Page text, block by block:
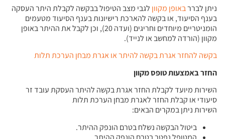
ניתן לבררבאופן מקוון לגבי מצב הטיפול בבקשה לקבלת היתר העסקה
בענף הסיעוד, או בקשה להארכת רישיונות בענף הסיעוד מטעמים
הומניטריים מיוחדים וחריגים (ועדה 20), וכן לקבל את ההיתר באופן
מקוון (הורדה למחשב או לנייד).
בקשה להחזר אגרת בקשה להיתר או אגרת מבחן הערכת תלות
החזר באמצעות טופס מקוון
השירות מיועד לקבלת החזר אגרת בקשה להיתר העסקת עובד זר
סיעודי או קבלת החזר לאגרת מבחן הערכת תלות
השירות ניתן במקרים הבאים:
ביטול הבקשה נשלח בטרם הונפק ההיתר.